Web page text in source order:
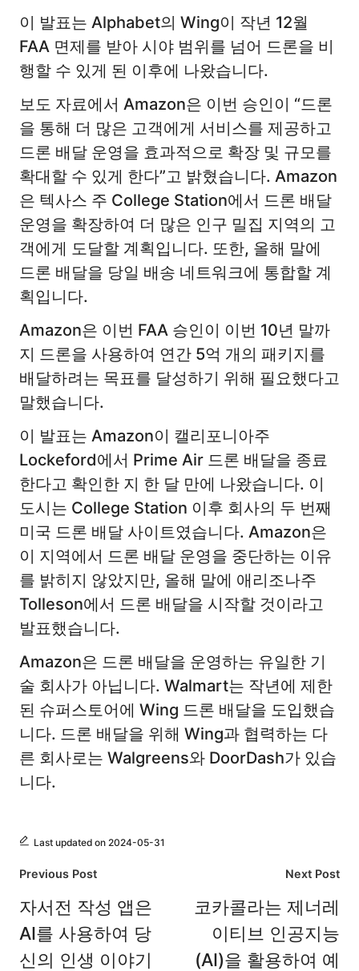
이 발표는 Alphabet의 Wing이 작년 12월
FAA 면제를 받아 시야 범위를 넘어 드론을 비
행할 수 있게 된 이후에 나왔습니다.
보도 자료에서 Amazon은 이번 승인이 “드론
을 통해 더 많은 고객에게 서비스를 제공하고
드론 배달 운영을 효과적으로 확장 및 규모를
확대할 수 있게 한다”고 밝혔습니다. Amazon
은 텍사스 주 College Station에서 드론 배달
운영을 확장하여 더 많은 인구 밀집 지역의 고
객에게 도달할 계획입니다. 또한, 올해 말에
드론 배달을 당일 배송 네트워크에 통합할 계
획입니다.
Amazon은 이번 FAA 승인이 이번 10년 말까
지 드론을 사용하여 연간 5억 개의 패키지를
배달하려는 목표를 달성하기 위해 필요했다고
말했습니다.
이 발표는 Amazon이 캘리포니아주
Lockeford에서 Prime Air 드론 배달을 종료
한다고 확인한 지 한 달 만에 나왔습니다. 이
도시는 College Station 이후 회사의 두 번째
미국 드론 배달 사이트였습니다. Amazon은
이 지역에서 드론 배달 운영을 중단하는 이유
를 밝히지 않았지만, 올해 말에 애리조나주
Tolleson에서 드론 배달을 시작할 것이라고
발표했습니다.
Amazon은 드론 배달을 운영하는 유일한 기
술 회사가 아닙니다. Walmart는 작년에 제한
된 슈퍼스토어에 Wing 드론 배달을 도입했습
니다. 드론 배달을 위해 Wing과 협력하는 다
른 회사로는 Walgreens와 DoorDash가 있습
니다.
Last updated on 2024-05-31
Post
navigation
Previous Post
자서전 작성 앱은
AI를 사용하여 당
신의 인생 이야기
Next Post
코카콜라는 제너레
이티브 인공지능
(AI)을 활용하여 예